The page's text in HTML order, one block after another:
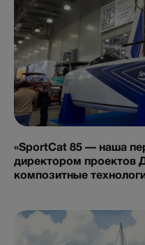
«SportCat 85 — наша
директором проектов
композитные